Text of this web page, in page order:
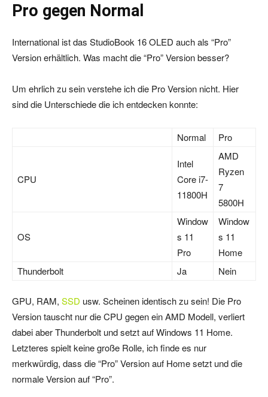
Pro gegen Normal
International ist das StudioBook 16 OLED auch als “Pro”
Version erhältlich. Was macht die “Pro” Version besser?
Um ehrlich zu sein verstehe ich die Pro Version nicht. Hier
sind die Unterschiede die ich entdecken konnte:
Normal Pro
CPU
Intel
Core i7-
11800H
AMD
Ryzen
7
5800H
OS
Window
s 11
Pro
Window
s 11
Home
Thunderbolt
Ja Nein
GPU, RAM, SSD usw. Scheinen identisch zu sein! Die Pro
Version tauscht nur die CPU gegen ein AMD Modell, verliert
dabei aber Thunderbolt und setzt auf Windows 11 Home.
Letzteres spielt keine große Rolle, ich finde es nur
merkwürdig, dass die “Pro” Version auf Home setzt und die
normale Version auf “Pro”.